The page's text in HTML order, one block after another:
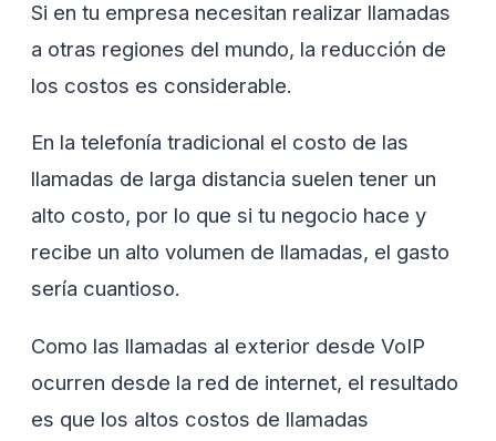
Si en tu empresa necesitan realizar llamadas
a otras regiones del mundo, la reducción de
los costos es considerable.
En la telefonía tradicional el costo de las
llamadas de larga distancia suelen tener un
alto costo, por lo que si tu negocio hace y
recibe un alto volumen de llamadas, el gasto
sería cuantioso.
Como las llamadas al exterior desde VoIP
ocurren desde la red de internet, el resultado
es que los altos costos de llamadas